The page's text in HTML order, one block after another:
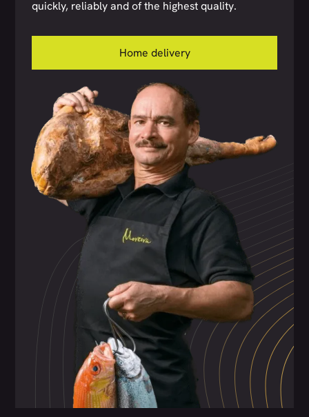
quickly, reliably and of the highest quality.
Home delivery